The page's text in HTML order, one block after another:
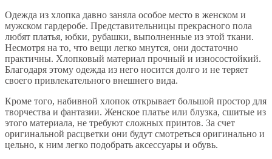
Одежда из хлопка давно заняла особое место в женском и
мужском гардеробе. Представительницы прекрасного пола
любят платья, юбки, рубашки, выполненные из этой ткани.
Несмотря на то, что вещи легко мнутся, они достаточно
практичны. Хлопковый материал прочный и износостойкий.
Благодаря этому одежда из него носится долго и не теряет
своего привлекательного внешнего вида.
Кроме того, набивной хлопок открывает большой простор для
творчества и фантазии. Женское платье или блузка, сшитые из
этого материала, не требуют сложных принтов. За счет
оригинальной расцветки они будут смотреться оригинально и
цельно, к ним легко подобрать аксессуары и обувь.